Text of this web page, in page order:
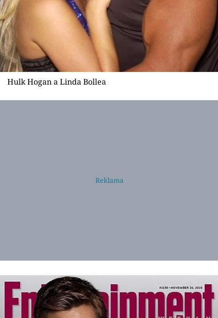
Hulk Hogan a Linda Bollea